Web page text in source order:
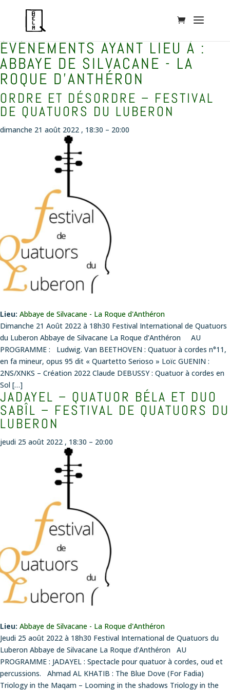
ÉVÉNEMENTS AYANT LIEU À :
ABBAYE DE SILVACANE - LA
ROQUE D'ANTHÉRON
ORDRE ET DÉSORDRE – FESTIVAL
DE QUATUORS DU LUBERON
dimanche 21 août 2022 , 18:30 – 20:00
Lieu: Abbaye de Silvacane - La Roque d'Anthéron
Dimanche 21 Août 2022 à 18h30 Festival International de Quatuors
du Luberon Abbaye de Silvacane La Roque d’Anthéron AU
PROGRAMME : Ludwig. Van BEETHOVEN : Quatuor à cordes n°11,
en fa mineur, opus 95 dit « Quartetto Serioso » Loïc GUENIN :
2NS/XNKS – Création 2022 Claude DEBUSSY : Quatuor à cordes en
Sol […]
JADAYEL – QUATUOR BÉLA ET DUO
SABÎL – FESTIVAL DE QUATUORS DU
LUBERON
jeudi 25 août 2022 , 18:30 – 20:00
Lieu: Abbaye de Silvacane - La Roque d'Anthéron
Jeudi 25 août 2022 à 18h30 Festival International de Quatuors du
Luberon Abbaye de Silvacane La Roque d’Anthéron AU
PROGRAMME : JADAYEL : Spectacle pour quatuor à cordes, oud et
percussions. Ahmad AL KHATIB : The Blue Dove (For Fadia)
Triology in the Maqam – Looming in the shadows Triology in the